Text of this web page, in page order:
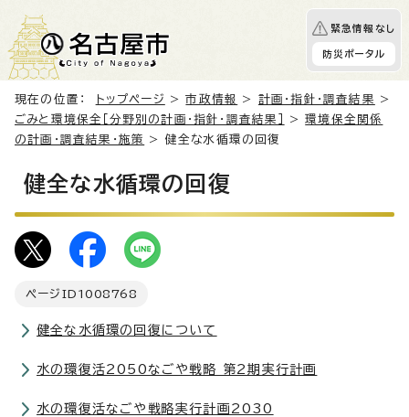
緊急情報なし
防災ポータル
現在の位置： トップページ >市政情報 > 計画・指針・調査結果
>
ごみと環境保全［分野別の計画・指針・調査結果］
>環境保全関係
の計画・調査結果・施策
> 健全な水循環の回復
健全な水循環の回復
ページID 1008768
健全な水循環の回復について
水の環復活2050なごや戦略 第2期実行計画
水の環復活なごや戦略実行計画2030